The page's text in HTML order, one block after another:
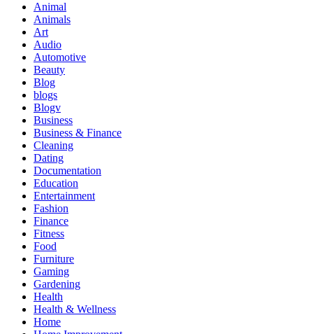
Animal
Animals
Art
Audio
Automotive
Beauty
Blog
blogs
Blogv
Business
Business & Finance
Cleaning
Dating
Documentation
Education
Entertainment
Fashion
Finance
Fitness
Food
Furniture
Gaming
Gardening
Health
Health & Wellness
Home